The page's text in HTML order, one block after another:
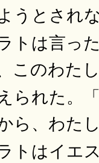
うとされな
トは言っ
このわた
られた。
ら、わた
トはイエ